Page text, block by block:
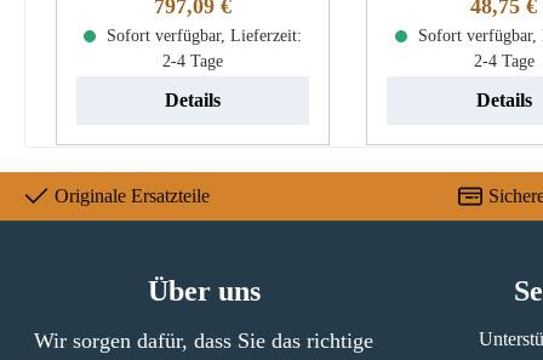
Sichtscheibe Eckdaten:
Kaminglas, Glas Maße
(B/L/H) 549 mm x 546 mm x
4 mm Bogenlänge 550 mm
Regulärer Preis:
797,09 €
Sofort verfügbar, Lieferzeit:
2-4 Tage
Details
a1 Ascherost Eckdaten:
Feuerrost,
(B/L/H) 220 mm x
48,75 €
Sofort verfügbar,
2-4 Tage
Details
Originale Ersatzteile
Über uns
Wir sorgen dafür, dass Sie das richtige